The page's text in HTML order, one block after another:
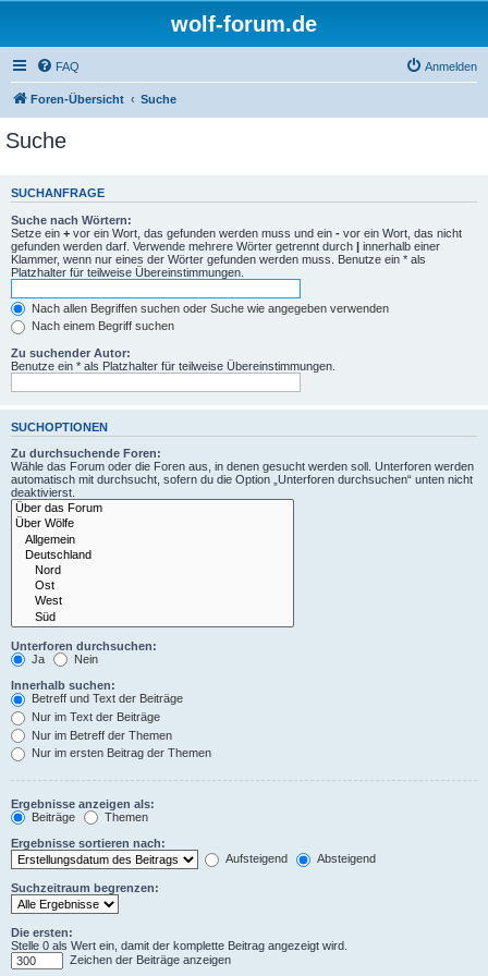
wolf-forum.de
FAQ Anmelden
Foren-Übersicht Suche
Suche
SUCHANFRAGE
Suche nach Wörtern:
Setze ein + vor ein Wort, das gefunden werden muss und ein - vor ein Wort, das nicht
gefunden werden darf. Verwende mehrere Wörter getrennt durch | innerhalb einer
Klammer, wenn nur eines der Wörter gefunden werden muss. Benutze ein * als
Platzhalter für teilweise Übereinstimmungen.
Nach allen Begriffen suchen oder Suche wie angegeben verwenden
Nach einem Begriff suchen
Zu suchender Autor:
Benutze ein * als Platzhalter für teilweise Übereinstimmungen.
SUCHOPTIONEN
Zu durchsuchende Foren:
Wähle das Forum oder die Foren aus, in denen gesucht werden soll. Unterforen werden
automatisch mit durchsucht, sofern du die Option „Unterforen durchsuchen“ unten nicht
deaktivierst.
Unterforen durchsuchen:
Ja
Nein
Innerhalb suchen:
Betreff und Text der Beiträge
Nur im Text der Beiträge
Nur im Betreff der Themen
Nur im ersten Beitrag der Themen
Ergebnisse anzeigen als:
Beiträge
Themen
Ergebnisse sortieren nach:
Aufsteigend
Absteigend
Suchzeitraum begrenzen:
Die ersten:
Stelle 0 als Wert ein, damit der komplette Beitrag angezeigt wird.
Zeichen der Beiträge anzeigen